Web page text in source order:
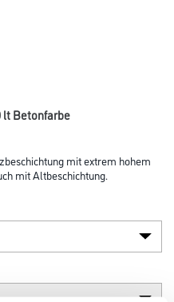
lt Betonfarbe
mit extrem hohem
mit Altbeschichtung.